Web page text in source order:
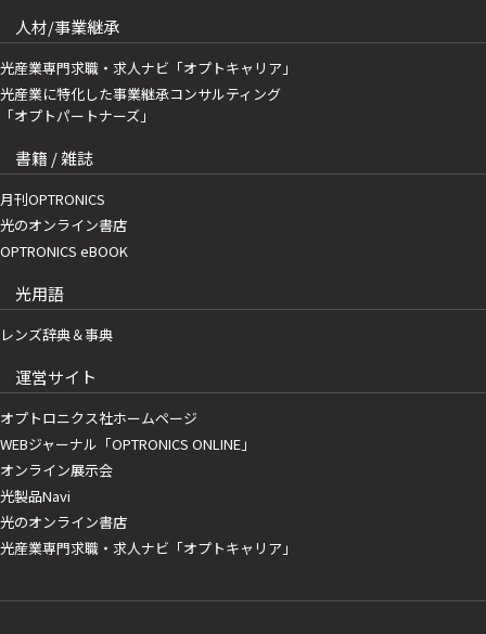
人材/事業継承
光産業専門求職・求人ナビ「オプトキャリア」
光産業に特化した事業継承コンサルティング
「オプトパートナーズ」
書籍 / 雑誌
月刊OPTRONICS
光のオンライン書店
OPTRONICS eBOOK
光用語
レンズ辞典＆事典
運営サイト
オプトロニクス社ホームページ
WEBジャーナル「OPTRONICS ONLINE」
オンライン展示会
光製品Navi
光のオンライン書店
光産業専門求職・求人ナビ「オプトキャリア」